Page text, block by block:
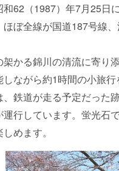
62（1987）年7月25日
ぼ全線が国道187号線
架かる錦川の清流に寄り
ながら約1時間の小旅行
、鉄道が走る予定だった
運行しています。蛍光石
めます。